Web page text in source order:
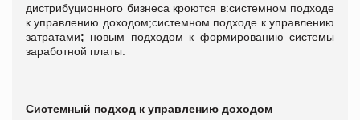
дистрибуционного бизнеса кроются в:системном подходе
к управлению доходом;системном подходе к управлению
затратами; новым подходом к формированию системы
заработной платы.
Системный подход к управлению доходом